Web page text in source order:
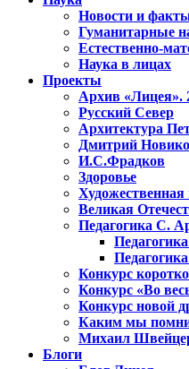
Новости и
Гуманитарные
Естественно-
Наука в лицах
Проекты
Архив «Лицея».
Русский Север
Архитектура
Дмитрий
И.С.Фрадков
Здоровье
Великая
Педагогика С.
Конкурс
Конкурс «Во
Конкурс новой
Каким мы
Михаил
Блоги